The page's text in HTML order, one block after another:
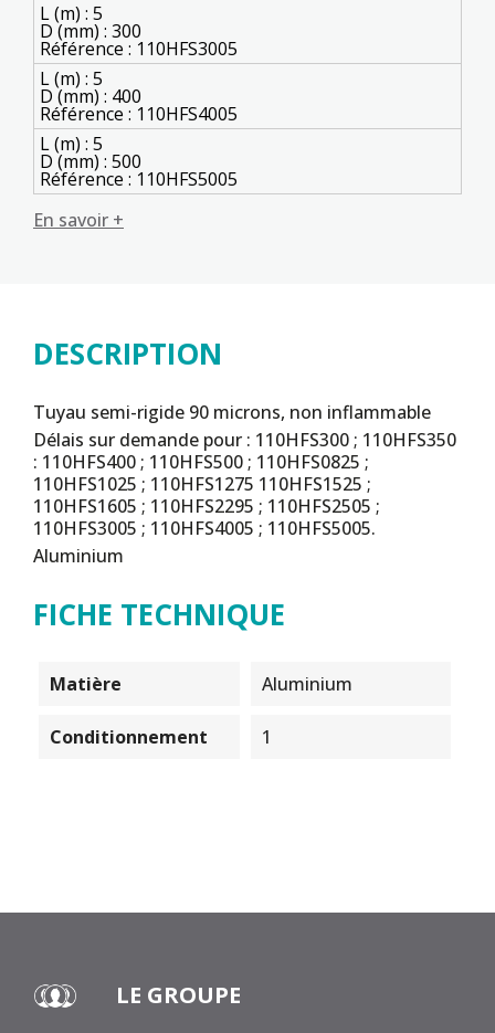
L (m) : 5
D (mm) : 300
Référence : 110HFS3005
L (m) : 5
D (mm) : 400
Référence : 110HFS4005
L (m) : 5
D (mm) : 500
Référence : 110HFS5005
En savoir +
DESCRIPTION
Tuyau semi-rigide 90 microns, non inflammable
Délais sur demande pour : 110HFS300 ; 110HFS350
: 110HFS400 ; 110HFS500 ; 110HFS0825 ;
110HFS1025 ; 110HFS1275 110HFS1525 ;
110HFS1605 ; 110HFS2295 ; 110HFS2505 ;
110HFS3005 ; 110HFS4005 ; 110HFS5005.
Aluminium
FICHE TECHNIQUE
Matière Aluminium
Conditionnement 1
LE GROUPE